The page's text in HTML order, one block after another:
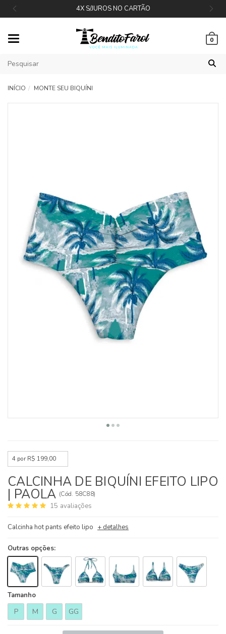
4X S/JUROS NO CARTÃO
0
INÍCIO MONTE SEU BIQUÍNI
4 por R$ 199,00
CALCINHA DE BIQUÍNI EFEITO LIPO
| PAOLA (Cód. 58C88)
15 avaliações
Calcinha hot pants efeito lipo + detalhes
Outras opções:
Tamanho
P M G GG